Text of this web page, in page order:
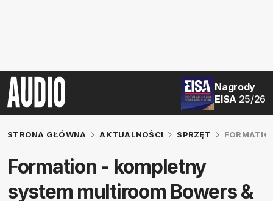
Nagrody
EISA 25/26
STRONA GŁÓWNA AKTUALNOŚCI SPRZĘT
Formation - kompletny
system multiroom Bowers &